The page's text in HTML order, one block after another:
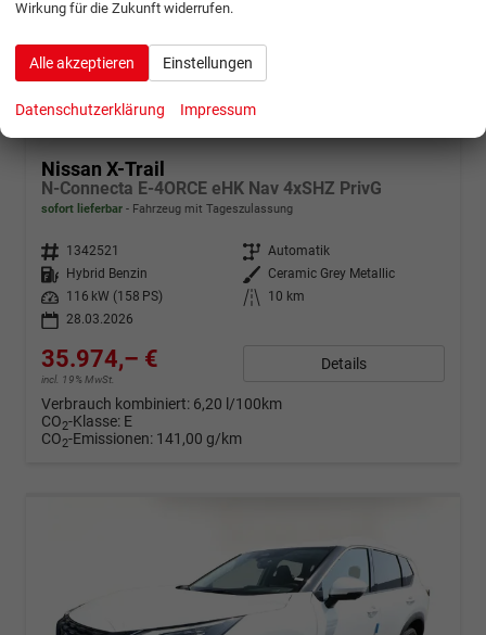
ab 712,– € mtl.
Nissan X-Trail
N-Connecta E-4ORCE eHK Nav 4xSHZ PrivG
sofort lieferbar Fahrzeug mit Tageszulassung
Fahrzeugnr. 1342521 Getriebe Automatik
Kraftstoff
Hybrid Benzin Außenfarbe Ceramic Grey Metallic
Leistung
116 kW (158 PS) Kilometerstand
10 km
28.03.2026
35.974,– €
incl. 19% MwSt.
Details
Verbrauch kombiniert: 6,20 l/100km
CO2-Klasse: E
CO2-Emissionen: 141,00 g/km
Wirkung für die Zukunft widerrufen.
Alle akzeptieren Einstellungen
Datenschutzerklärung Impressum